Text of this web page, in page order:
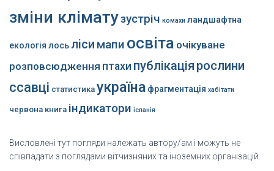
зміни кліматузустріч комахи ландшафтна
екологія лось ліси мапи освіта очікуване
розповсюдження птахи публікація рослини
ссавці статистика україна фрагментація хабітати
червона книга індикатори іспанія
Висловлені тут погляди належать автору/ам і можуть не
співпадати з поглядами вітчизняних та іноземних організацій.